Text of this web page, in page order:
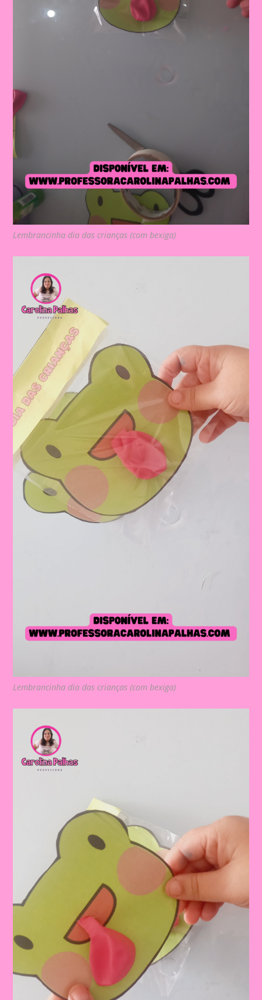
Lembrancinha dia das crianças (com bexiga)
Lembrancinha dia das crianças (com bexiga)